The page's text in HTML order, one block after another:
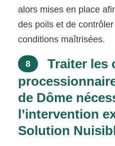
alors mises en place
des poils et de
conditions maîtrisées.
8
Traiter les
de Dôme
l’intervention
Solution